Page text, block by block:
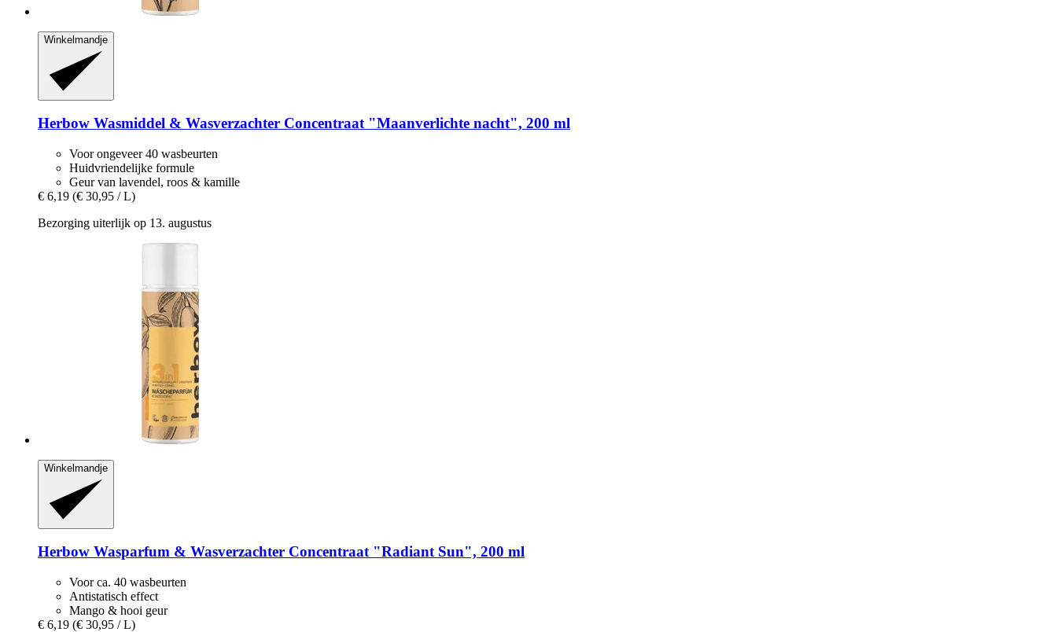
Winkelmandje
Herbow Wasmiddel & Wasverzachter Concentraat "Maanverlichte nacht", 200 ml
Voor ongeveer 40 wasbeurten
Huidvriendelijke formule
Geur van lavendel, roos & kamille
€ 6,19 (€ 30,95 / L)
Bezorging uiterlijk op 13. augustus
Winkelmandje
Herbow Wasparfum & Wasverzachter Concentraat "Radiant Sun", 200 ml
Voor ca. 40 wasbeurten
Antistatisch effect
Mango & hooi geur
€ 6,19 (€ 30,95 / L)